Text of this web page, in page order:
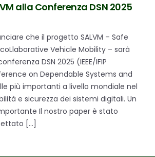
alla Conferenza DSN 2025
che il progetto SALVM – Safe
Vehicle Mobility – sarà
DSN 2025 (IEEE/IFIP
on Dependable Systems and
più importanti a livello mondiale nel
e sicurezza dei sistemi digitali. Un
Il nostro paper è stato
[…]